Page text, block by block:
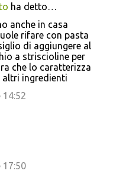
ha detto…
anche in casa
rifare con pasta
di aggiungere al
a striscioline per
che lo caratterizza
altri ingredienti
17:50